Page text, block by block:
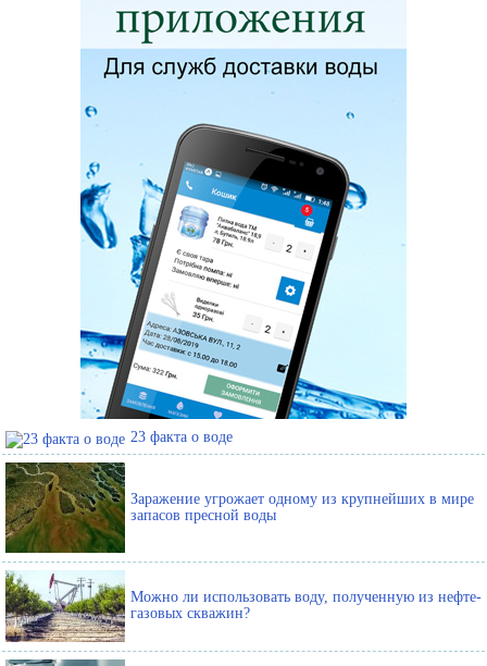
23 факта о воде
Заражение угрожает одному из крупнейших в мире
запасов пресной воды
Можно ли использовать воду, полученную из нефте-
газовых скважин?